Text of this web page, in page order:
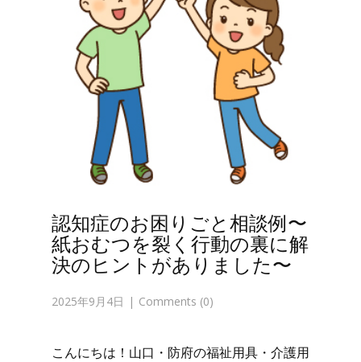
認知症のお困りごと相談例〜
紙おむつを裂く行動の裏に解
決のヒントがありました〜
2025年9月4日 Comments (0)
こんにちは！山口・防府の福祉用具・介護用